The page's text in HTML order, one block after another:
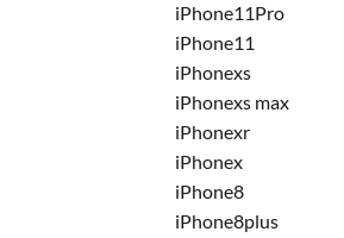
iPhone11Pro
iPhone11
iPhonexs
iPhonexs max
iPhonexr
iPhonex
iPhone8
iPhone8plus